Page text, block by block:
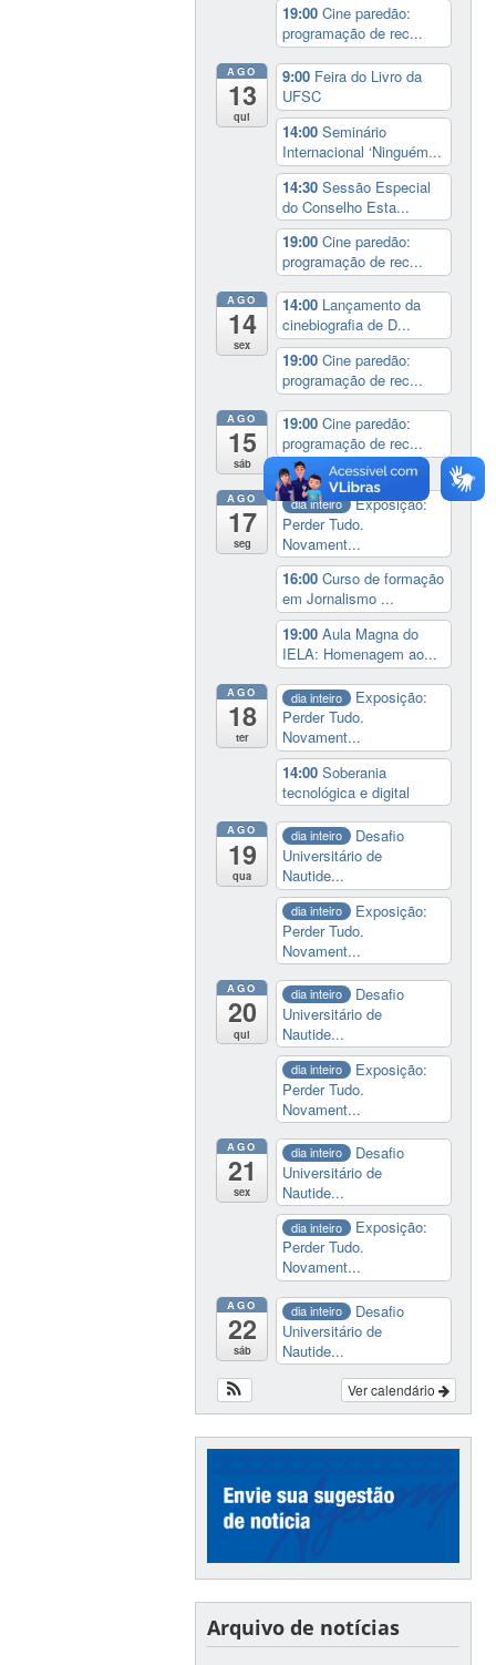
19:00Cine paredão:
programação de rec...
AGO
13
qui
9:00 Feira do Livro da
UFSC
14:00Seminário
Internacional ‘Ninguém...
14:30Sessão Especial
do Conselho Esta...
19:00Cine paredão:
programação de rec...
AGO
14
sex
14:00 Lançamento da
cinebiografia de D...
19:00Cine paredão:
programação de rec...
AGO
15
sáb
19:00Cine paredão:
programação de rec...
AGO
17
seg
dia inteiro
Exposição:
Perder Tudo.
Novament...
16:00Curso de formação
em Jornalismo ...
19:00Aula Magna do
IELA: Homenagem ao...
AGO
18
ter
dia inteiro
Exposição:
Perder Tudo.
Novament...
14:00Soberania
tecnológica e digital
AGO
19
qua
dia inteiro
Desafio
Universitário de
Nautide...
dia inteiro
Exposição:
Perder Tudo.
Novament...
AGO
20
qui
dia inteiro
Desafio
Universitário de
Nautide...
dia inteiro
Exposição:
Perder Tudo.
Novament...
AGO
21
sex
dia inteiro
Desafio
Universitário de
Nautide...
dia inteiro
Exposição:
Perder Tudo.
Novament...
AGO
22
sáb
dia inteiro
Desafio
Universitário de
Nautide...
Ver calendário
Arquivo de notícias